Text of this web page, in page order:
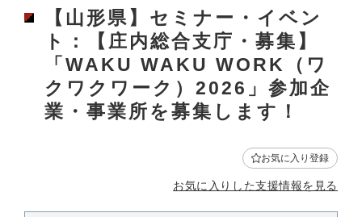
【山形県】セミナー・イベン
ト：【庄内総合支庁・募集】
「WAKU WAKU WORK（ワ
クワクワーク）2026」参加企
業・事業所を募集します！
お気に入り登録
お気に入りした支援情報を見る